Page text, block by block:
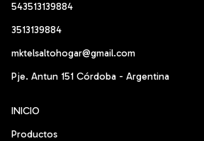
543513139884
3513139884
mktelsaltohogar@gmail.com
Pje. Antun 151 Córdoba - Argentina
INICIO
Productos